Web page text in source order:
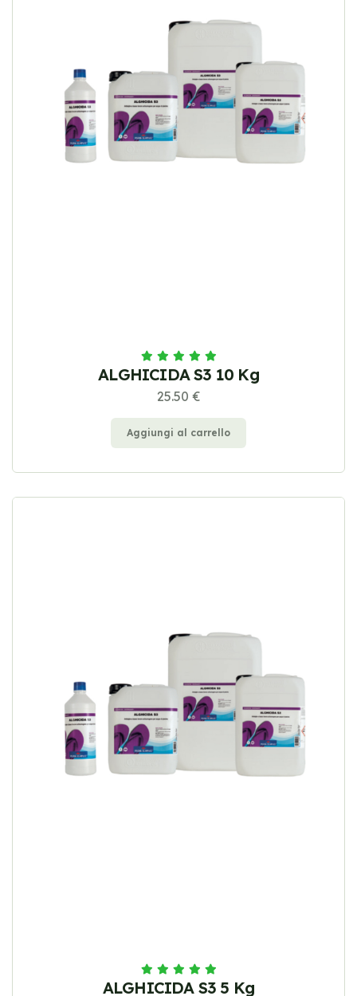
ALGHICIDA S3 10 Kg
25.50 €
Aggiungi al carrello
ALGHICIDA S3 5 Kg